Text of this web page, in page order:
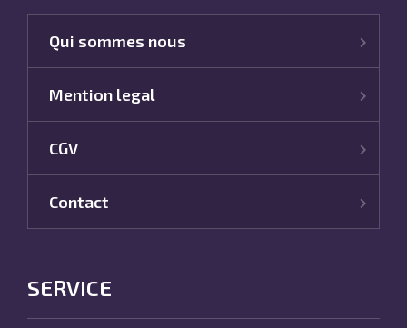
Qui sommes nous
Mention legal
CGV
Contact
SERVICE